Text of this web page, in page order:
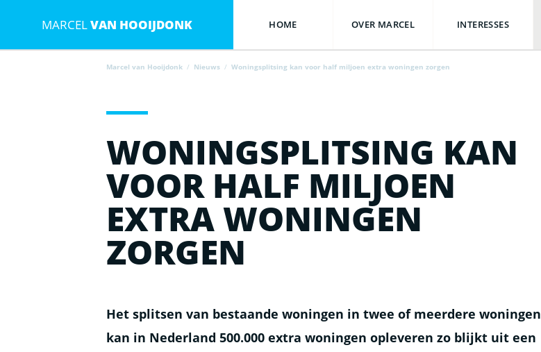
MARCELVAN HOOIJDONK HOME OVER MARCEL INTERESSES
Marcel van Hooijdonk / Nieuws /Woningsplitsing kan voor half miljoen extra woningen zorgen
WONINGSPLITSING KAN
VOOR HALF MILJOEN
EXTRA WONINGEN
ZORGEN
Het splitsen van bestaande woningen in twee of meerdere woningen
kan in Nederland 500.000 extra woningen opleveren zo blijkt uit een